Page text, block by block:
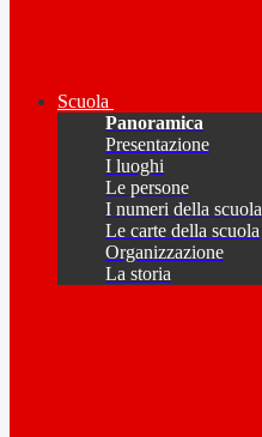
Scuola
Panoramica
Presentazione
I luoghi
Le persone
I numeri della scuola
Le carte della scuola
Organizzazione
La storia